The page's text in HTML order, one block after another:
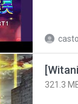
321.3